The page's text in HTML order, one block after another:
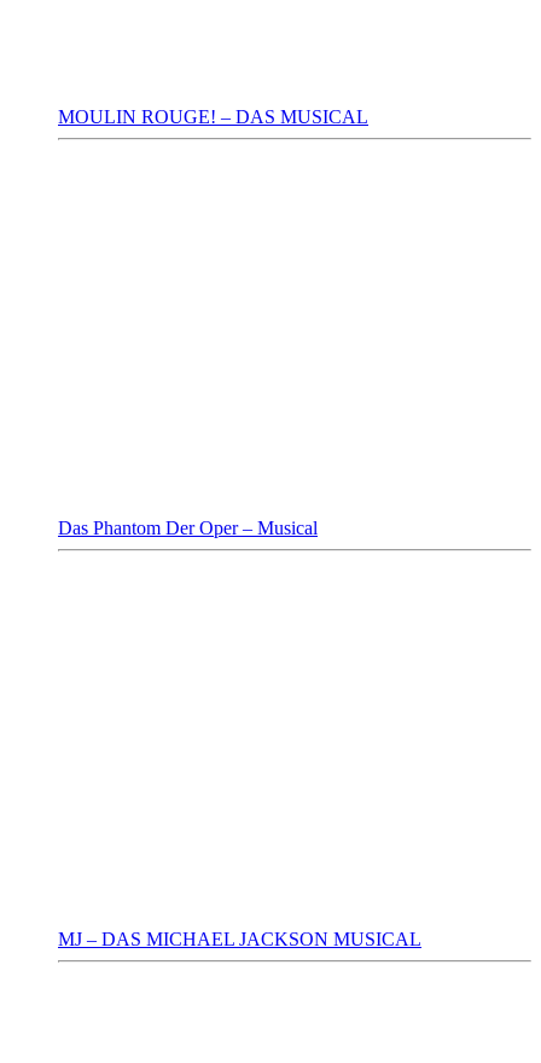
MOULIN ROUGE! – DAS MUSICAL
Das Phantom Der Oper – Musical
MJ – DAS MICHAEL JACKSON MUSICAL